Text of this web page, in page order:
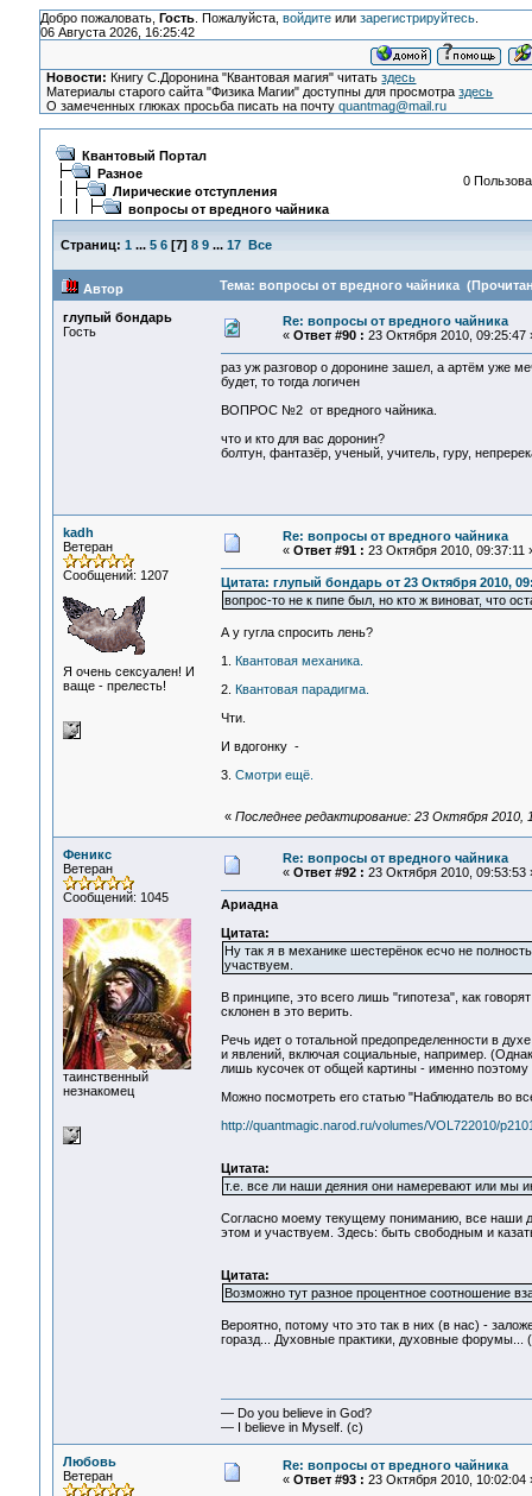
Добро пожаловать, Гость. Пожалуйста, войдитеили зарегистрируйтесь.
06 Августа 2026, 16:25:42
Новости: Книгу С.Доронина "Квантовая магия" читатьздесь
Материалы старого сайта "Физика Магии" доступны для просмотраздесь
О замеченных глюках просьба писать на почтуquantmag@mail.ru
Квантовый Портал
Разное
Лирические отступления
вопросы от вредного чайника
0
Страниц: 1 ... 5 6[7] 8 9 ... 17 Все
Автор Тема: вопросы от вредного чайника
глупый бондарь
Гость
Re: вопросы от вредного чайника
« Ответ #90 : 23 Октября 2010, 09:25:47
раз уж разговор о доронине зашел, а артём уже
будет, то тогда логичен
ВОПРОС №2 от вредного чайника.
что и кто для вас доронин?
болтун, фантазёр, ученый, учитель, гуру,
kadh
Ветеран
Сообщений: 1207
Я очень сексуален! И
ваще - прелесть!
Re: вопросы от вредного чайника
« Ответ #91 : 23 Октября 2010, 09:37:11
Цитата: глупый бондарь от 23 Октября 2010,
вопрос-то не к пипе был, но кто ж виноват, что
А у гугла спросить лень?
1.
Квантовая механика.
2.
Квантовая парадигма.
Чти.
И вдогонку -
3. Смотри ещё.
« Последнее редактирование: 23 Октября 2010,
Феникс
Ветеран
Сообщений: 1045
таинственный
незнакомец
Re: вопросы от вредного чайника
« Ответ #92 : 23 Октября 2010, 09:53:53
Ариадна
Цитата:
Ну так я в механике шестерёнок есчо не
участвуем.
В принципе, это всего лишь "гипотеза", как
склонен в это верить.
Речь идет о тотальной предопределенности в
и явлений, включая социальные, например.
лишь кусочек от общей картины - именно
Можно посмотреть его статью "Наблюдатель во
http://quantmagic.narod.ru/volumes/VOL722010/
Цитата:
т.е. все ли наши деяния они намеревают или мы
Согласно моему текущему пониманию, все наши
этом и участвуем. Здесь: быть свободным и
Цитата:
Возможно тут разное процентное соотношение
Вероятно, потому что это так в них (в нас) -
горазд... Духовные практики, духовные форумы...
— Do you believe in God?
— I believe in Myself. (c)
Любовь
Ветеран
Re: вопросы от вредного чайника
« Ответ #93 : 23 Октября 2010, 10:02:04